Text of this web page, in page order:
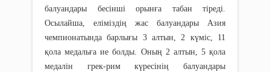
балуандары бесінші орынға табан тіреді.
Осылайша, еліміздің жас балуандары Азия
чемпионатында барлығы 3 алтын, 2 күміс, 11
қола медальға ие болды. Оның 2 алтын, 5 қола
медалін грек-рим күресінің балуандары